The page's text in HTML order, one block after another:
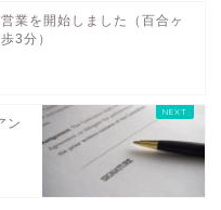
業を開始しました（百合ヶ
3分）
ン